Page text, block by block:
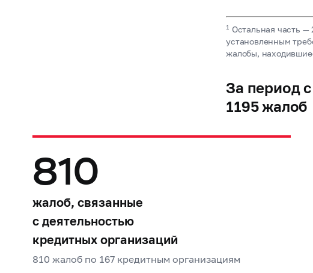
1 Остальная часть
установленным
жалобы,
За период
1195 жалоб
810
жалоб, связанные
с деятельностью
кредитных организаций
810 жалоб по 167 кредитным организациям